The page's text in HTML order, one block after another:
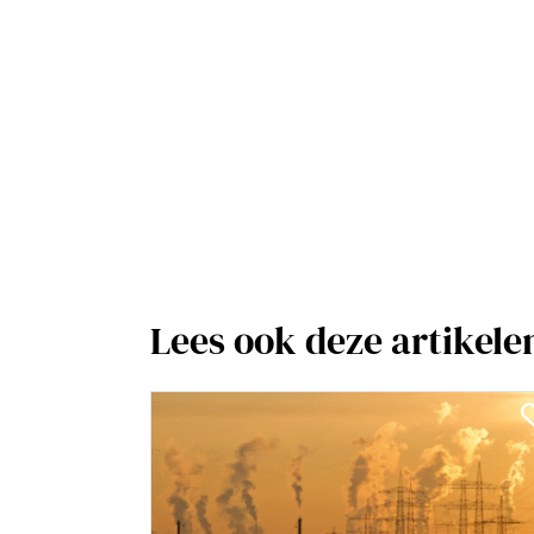
Lees ook deze